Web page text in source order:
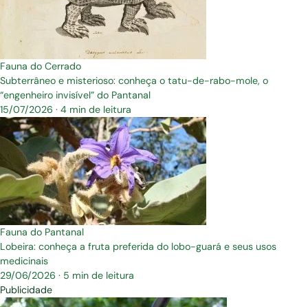
Fauna do Cerrado
Subterrâneo e misterioso: conheça o tatu-de-rabo-mole, o
“engenheiro invisível” do Pantanal
15/07/2026 · 4 min de leitura
Fauna do Pantanal
Lobeira: conheça a fruta preferida do lobo-guará e seus usos
medicinais
29/06/2026 · 5 min de leitura
Publicidade